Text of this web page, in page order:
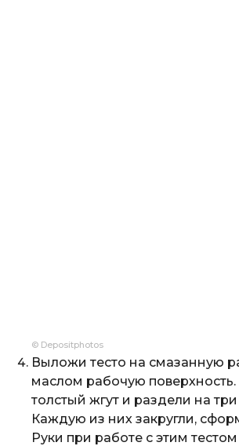
© Depositphotos
Выложи тесто на смазанную
маслом рабочую
толстый жгут и раздели на
Каждую из них закругли,
Руки при работе с этим